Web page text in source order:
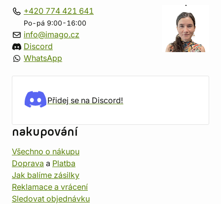
+420 774 421 641
Po-pá 9:00-16:00
info@imago.cz
Discord
WhatsApp
Přidej se na Discord!
nakupování
Všechno o nákupu
Doprava a Platba
Jak balíme zásilky
Reklamace a vrácení
Sledovat objednávku